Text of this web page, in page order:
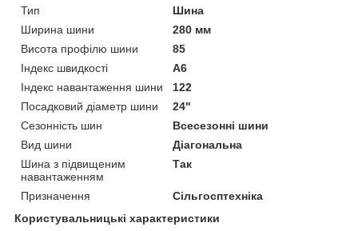
Тип
Шина
Ширина шини
280 мм
Висота профілю шини
85
Індекс швидкості
A6
Індекс навантаження шини
122
Посадковий діаметр шини
24"
Сезонність шин
Всесезонні шини
Вид шини
Діагональна
Шина з підвищеним
навантаженням
Так
Призначення
Сільгосптехніка
Користувальницькі характеристики